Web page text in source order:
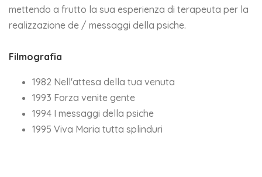
mettendo a frutto la sua esperienza di terapeuta per la
realizzazione de / messaggi della psiche.
Filmografia
1982 Nell'attesa della tua venuta
1993 Forza venite gente
1994 I messaggi della psiche
1995 Viva Maria tutta splinduri